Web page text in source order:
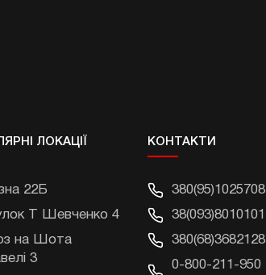
ЛОКАЦІЇ
22Б
Т Шевченко 4
на Шота
3
КОНТАКТИ
380(95)1025708
38(093)8010101
380(68)3682128
0-800-211-950